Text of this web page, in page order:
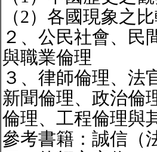
（2）各國現象之
２、公民社會、民
與職業倫理
３、律師倫理、法
新聞倫理、政治倫
倫理、工程倫理與
參考書籍：誠信（